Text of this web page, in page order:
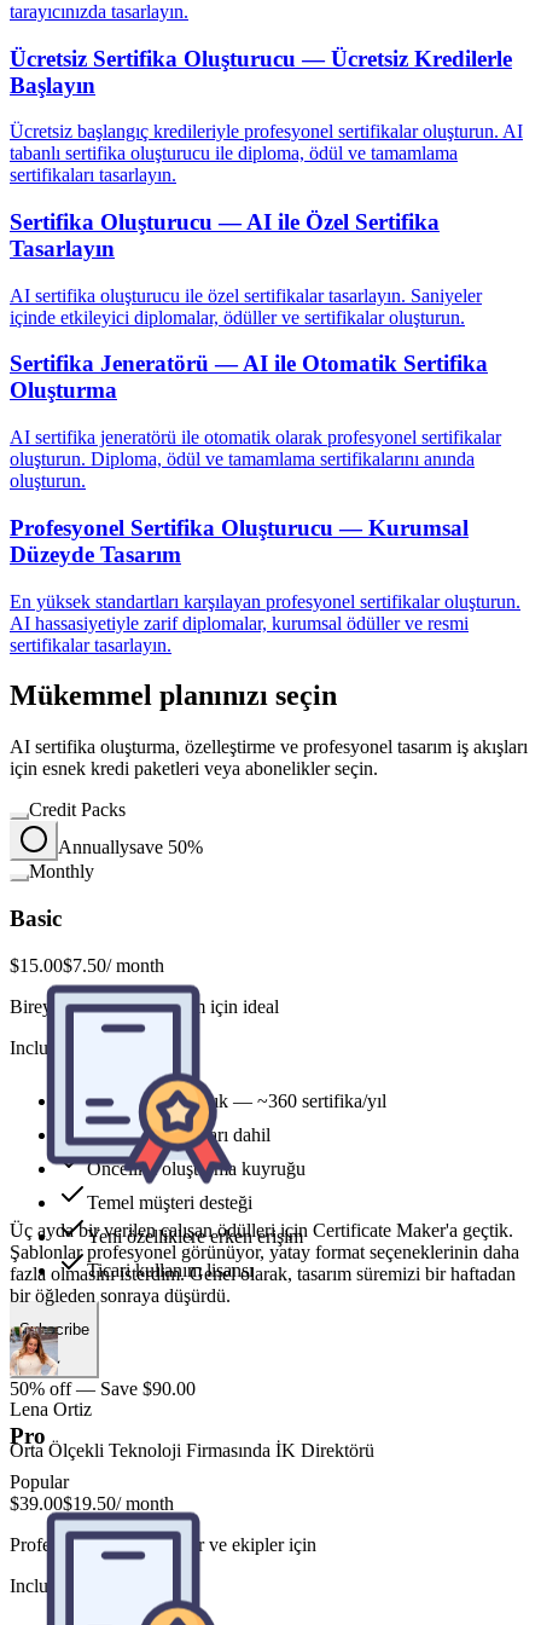
tarayıcınızda tasarlayın.
Ücretsiz Sertifika Oluşturucu — Ücretsiz Kredilerle
Başlayın
Ücretsiz başlangıç kredileriyle profesyonel sertifikalar oluşturun. AI
tabanlı sertifika oluşturucu ile diploma, ödül ve tamamlama
sertifikaları tasarlayın.
Sertifika Oluşturucu — AI ile Özel Sertifika
Tasarlayın
AI sertifika oluşturucu ile özel sertifikalar tasarlayın. Saniyeler
içinde etkileyici diplomalar, ödüller ve sertifikalar oluşturun.
Sertifika Jeneratörü — AI ile Otomatik Sertifika
Oluşturma
AI sertifika jeneratörü ile otomatik olarak profesyonel sertifikalar
oluşturun. Diploma, ödül ve tamamlama sertifikalarını anında
oluşturun.
Profesyonel Sertifika Oluşturucu — Kurumsal
Düzeyde Tasarım
En yüksek standartları karşılayan profesyonel sertifikalar oluşturun.
AI hassasiyetiyle zarif diplomalar, kurumsal ödüller ve resmi
sertifikalar tasarlayın.
Mükemmel planınızı seçin
AI sertifika oluşturma, özelleştirme ve profesyonel tasarım iş akışları
için esnek kredi paketleri veya abonelikler seçin.
Credit Packs
Annuallysave 50%
Monthly
Basic
$15.00$7.50/ month
Bireyler ve hafif kullanım için ideal
Includes
1,800 credits yıllık — ~360 sertifika/yıl
Tüm stil şablonları dahil
Öncelikli oluşturma kuyruğu
Temel müşteri desteği
Yeni özelliklere erken erişim
Ticari kullanım lisansı
Subscribe
50% off — Save $90.00
Pro
Popular
$39.00$19.50/ month
Profesyonel oluşturucular ve ekipler için
Includes
Üç ayda bir verilen çalışan ödülleri için Certificate Maker'a geçtik.
Şablonlar profesyonel görünüyor, yatay format seçeneklerinin daha
fazla olmasını isterdim. Genel olarak, tasarım süremizi bir haftadan
bir öğleden sonraya düşürdü.
Lena Ortiz
Orta Ölçekli Teknoloji Firmasında İK Direktörü
Ayda 200'den fazla eğitim tamamlama sertifikası düzenliyoruz.